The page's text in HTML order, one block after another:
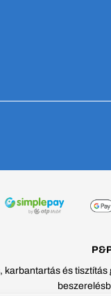
karbantartás és